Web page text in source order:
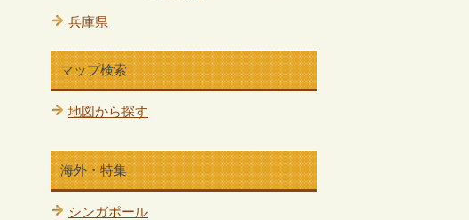
兵庫県
マップ検索
地図から探す
海外・特集
シンガポール